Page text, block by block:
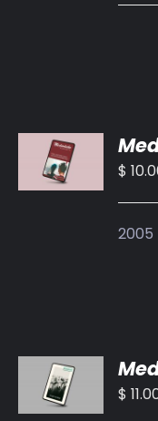
AL
CARRITO
/
$
2005
AL
CARRITO
/
$